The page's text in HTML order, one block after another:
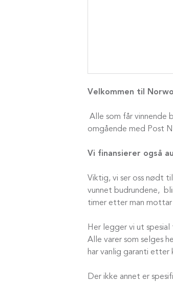
Velkommen til
Alle som får vinnende
omgående med Post
Vi finansierer også
Viktig, vi ser oss nødt
vunnet budrundene,
timer etter man mottar
Her legger vi ut
Alle varer som selges
har vanlig garanti etter
Der ikke annet er